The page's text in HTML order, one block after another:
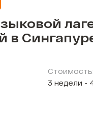
в
Стоимость:
3 недели -